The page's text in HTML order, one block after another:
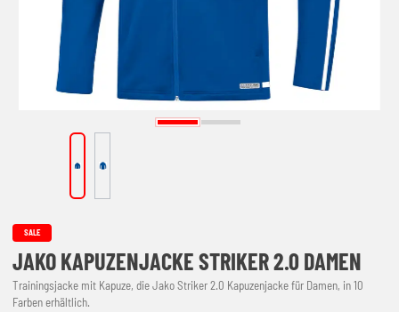
SALE
JAKO KAPUZENJACKE STRIKER 2.0 DAMEN
Trainingsjacke mit Kapuze, die Jako Striker 2.0 Kapuzenjacke für Damen, in 10
Farben erhältlich.